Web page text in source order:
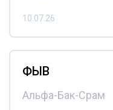
10.07.26
ФЫВ
Альфа-Бак-Срам